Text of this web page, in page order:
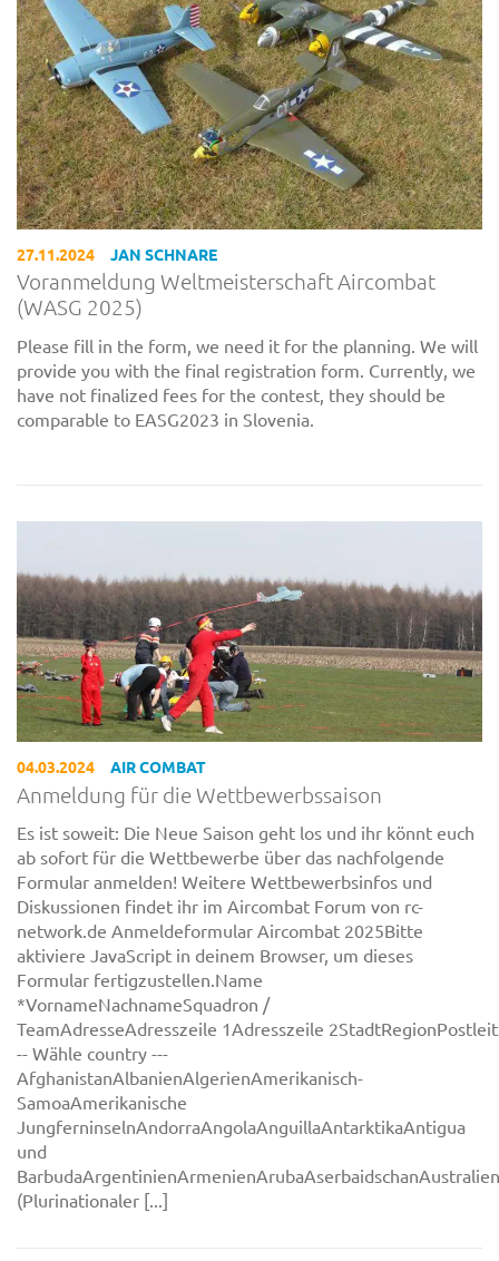
27.11.2024 JAN SCHNARE
Voranmeldung Weltmeisterschaft Aircombat
(WASG 2025)
Please fill in the form, we need it for the planning. We will
provide you with the final registration form. Currently, we
have not finalized fees for the contest, they should be
comparable to EASG2023 in Slovenia.
04.03.2024 AIR COMBAT
Anmeldung für die Wettbewerbssaison
Es ist soweit: Die Neue Saison geht los und ihr könnt euch
ab sofort für die Wettbewerbe über das nachfolgende
Formular anmelden! Weitere Wettbewerbsinfos und
Diskussionen findet ihr im Aircombat Forum von rc-
network.de Anmeldeformular Aircombat 2025Bitte
aktiviere JavaScript in deinem Browser, um dieses
Formular fertigzustellen.Name
*VornameNachnameSquadron /
TeamAdresseAdresszeile 1Adresszeile
-- Wähle country ---
AfghanistanAlbanienAlgerienAmerikanisch-
SamoaAmerikanische
JungferninselnAndorraAngolaAnguillaAntarktikaAntigua
und
(Plurinationaler [...]